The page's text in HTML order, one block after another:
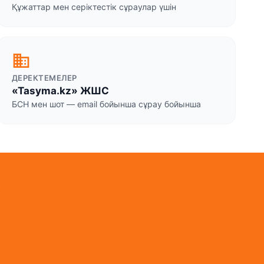
Құжаттар мен серіктестік сұраулар үшін
business
ДЕРЕКТЕМЕЛЕР
«Tasyma.kz» ЖШС
БСН мен шот — email бойынша сұрау бойынша